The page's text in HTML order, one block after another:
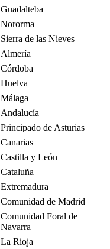
Guadalteba
Nororma
Sierra de las Nieves
Almería
Córdoba
Huelva
Málaga
Andalucía
Principado de Asturias
Canarias
Castilla y León
Cataluña
Extremadura
Comunidad de Madrid
Comunidad Foral de
Navarra
La Rioja